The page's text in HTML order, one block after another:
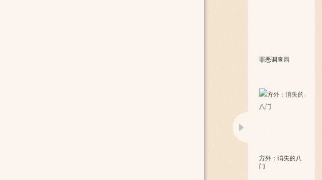
罪恶调查局
方外：消失的八
门